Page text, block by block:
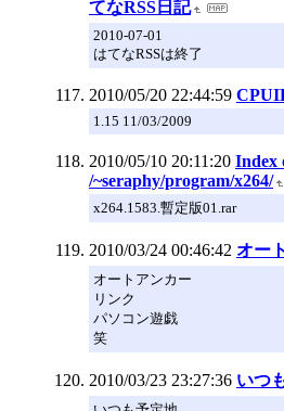
てなRSS日記
2010-07-01
はてなRSSは終了
2010/05/20 22:44:59
1.15 11/03/2009
2010/05/10 20:11:20 Index
/~seraphy/program/x264/
x264.1583.暫定版01.rar
2010/03/24 00:46:42 オー
オートアンカー
リンク
パソコン遊戯
笑
2010/03/23 23:27:36 いつ